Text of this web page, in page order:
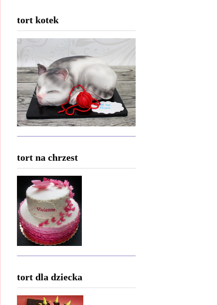
tort kotek
tort na chrzest
tort dla dziecka